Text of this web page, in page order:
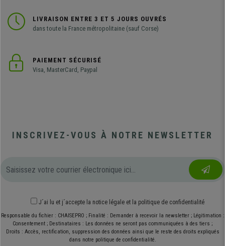
LIVRAISON ENTRE 3 ET 5 JOURS OUVRÉS
dans toute la France métropolitaine (sauf Corse)
PAIEMENT SÉCURISÉ
Visa, MasterCard, Paypal
INSCRIVEZ-VOUS À NOTRE NEWSLETTER
J´ai lu et j´accepte la notice légale et la politique de confidentialité
Responsable du fichier : CHAISEPRO ; Finalité : Demander à recevoir la newsletter ; Légitimation :
Consentement ; Destinataires : Les données ne seront pas communiquées à des tiers ;
Droits : Accès, rectification, suppression des données ainsi que le reste des droits expliqués
dans notre politique de confidentialité.